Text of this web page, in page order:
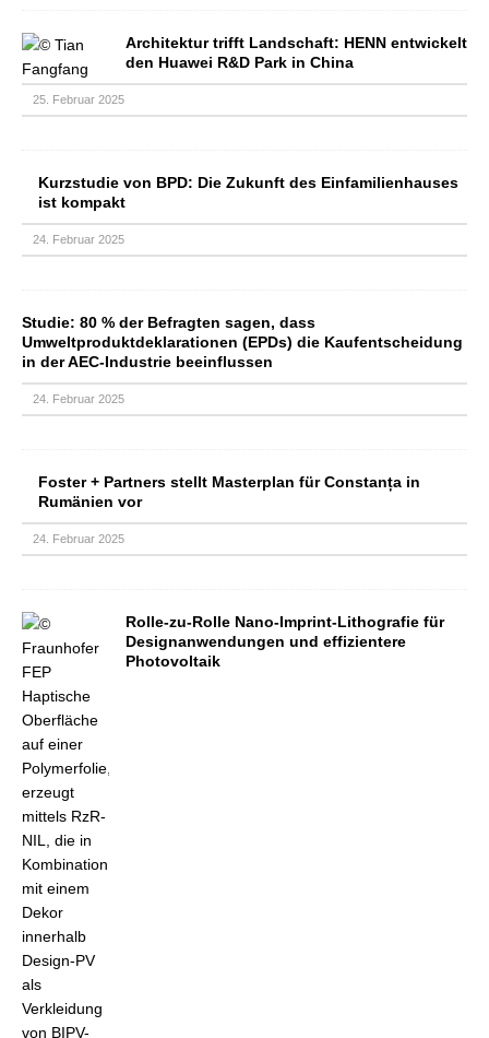
Architektur trifft Landschaft: HENN entwickelt
den Huawei R&D Park in China
25. Februar 2025
Kurzstudie von BPD: Die Zukunft des Einfamilienhauses
ist kompakt
24. Februar 2025
Studie: 80 % der Befragten sagen, dass
Umweltproduktdeklarationen (EPDs) die Kaufentscheidung
in der AEC-Industrie beeinflussen
24. Februar 2025
Foster + Partners stellt Masterplan für Constanța in
Rumänien vor
24. Februar 2025
Rolle-zu-Rolle Nano-Imprint-Lithografie für
Designanwendungen und effizientere
Photovoltaik